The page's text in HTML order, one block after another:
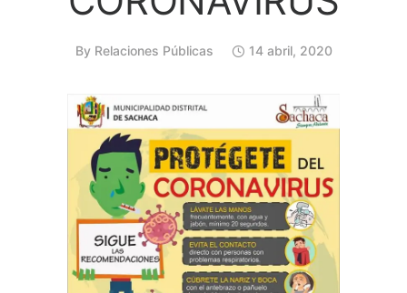
By Relaciones Públicas 14 abril, 2020